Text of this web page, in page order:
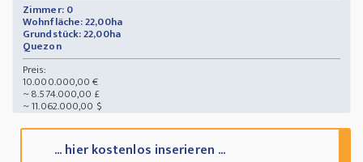
Zimmer: 0
Wohnfläche: 22,00ha
Grundstück: 22,00ha
Quezon
Preis:
10.000.000,00 €
~ 8.574.000,00 £
~ 11.062.000,00 $
... hier kostenlos inserieren ...